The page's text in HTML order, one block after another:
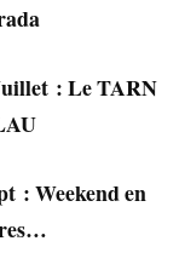
: Le TARN
: Weekend en